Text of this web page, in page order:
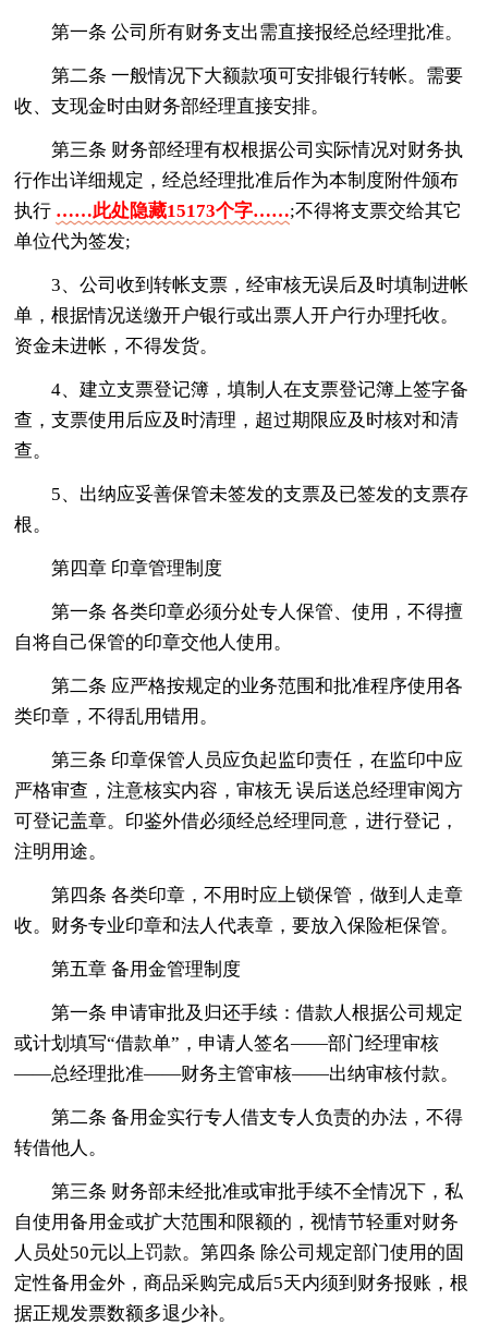
第一条 公司所有财务支出需直接报经总经理批准。
第二条 一般情况下大额款项可安排银行转帐。需要
收、支现金时由财务部经理直接安排。
第三条 财务部经理有权根据公司实际情况对财务执
行作出详细规定，经总经理批准后作为本制度附件颁布
执行 ……此处隐藏15173个字……;不得将支票交给其它
单位代为签发;
3、公司收到转帐支票，经审核无误后及时填制进帐
单，根据情况送缴开户银行或出票人开户行办理托收。
资金未进帐，不得发货。
4、建立支票登记簿，填制人在支票登记簿上签字备
查，支票使用后应及时清理，超过期限应及时核对和清
查。
5、出纳应妥善保管未签发的支票及已签发的支票存
根。
第四章 印章管理制度
第一条 各类印章必须分处专人保管、使用，不得擅
自将自己保管的印章交他人使用。
第二条 应严格按规定的业务范围和批准程序使用各
类印章，不得乱用错用。
第三条 印章保管人员应负起监印责任，在监印中应
严格审查，注意核实内容，审核无 误后送总经理审阅方
可登记盖章。印鉴外借必须经总经理同意，进行登记，
注明用途。
第四条 各类印章，不用时应上锁保管，做到人走章
收。财务专业印章和法人代表章，要放入保险柜保管。
第五章 备用金管理制度
第一条 申请审批及归还手续：借款人根据公司规定
或计划填写“借款单”，申请人签名——部门经理审核
——总经理批准——财务主管审核——出纳审核付款。
第二条 备用金实行专人借支专人负责的办法，不得
转借他人。
第三条 财务部未经批准或审批手续不全情况下，私
自使用备用金或扩大范围和限额的，视情节轻重对财务
人员处50元以上罚款。第四条 除公司规定部门使用的固
定性备用金外，商品采购完成后5天内须到财务报账，根
据正规发票数额多退少补。